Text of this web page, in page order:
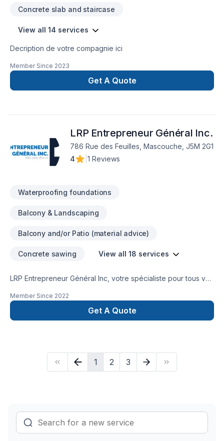
Concrete slab and staircase
View all 14 services
Decription de votre compagnie ici
Member Since 2023
Get A Quote
LRP Entrepreneur Général Inc.
786 Rue des Feuilles, Mascouche, J5M 2G1
4
1 Reviews
Waterproofing foundations
Balcony & Landscaping
Balcony and/or Patio (material advice)
Concrete sawing View all 18 services
LRP Entrepreneur Général Inc, votre spécialiste pour tous vos
nouveau projet ou pour des réparations, nous saurons vous
faire profiter de notre expertise.Spécialisée en travaux de
béton et excavations de tous genres, LRP Entrepreneur
votre terrasse, garage ou cabanon, un balcon suspendu, des
nouvelles marches en béton ou simplement des réparations
de crépi ou de béton, notre équipe de professionnels
très peu d’entretien contrairement à d’autres matériaux
comme le bois notamment. De plus, étant liquide lors de
l’application, le béton offre des possibilités infinies quant au
Member Since 2022
Get A Quote
1 2 3